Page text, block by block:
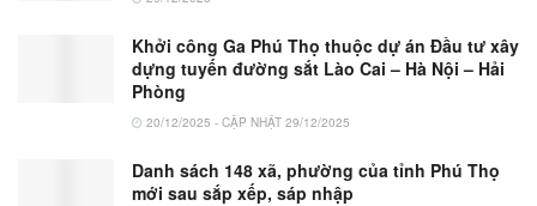
Khởi công Ga Phú Thọ thuộc dự án Đầu tư xây
dựng tuyến đường sắt Lào Cai – Hà Nội – Hải
Phòng
20/12/2025 - CẬP NHẬT 29/12/2025
Danh sách 148 xã, phường của tỉnh Phú Thọ
mới sau sắp xếp, sáp nhập